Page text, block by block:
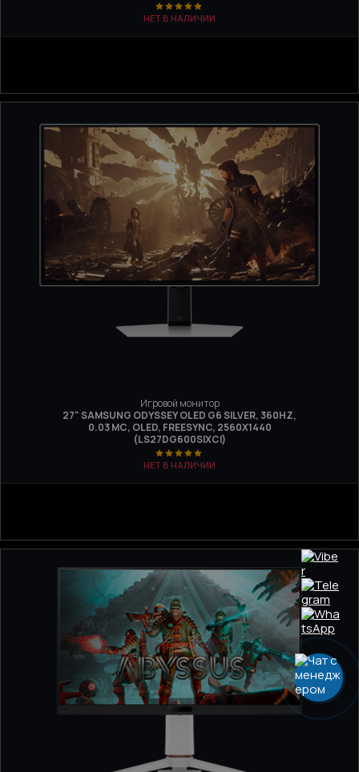
НЕТ В НАЛИЧИИ
Игровой монитор
27" SAMSUNG ODYSSEY OLED G6 SILVER, 360HZ,
0.03 МС, OLED, FREESYNC, 2560Х1440
(LS27DG600SIXCI)
НЕТ В НАЛИЧИИ